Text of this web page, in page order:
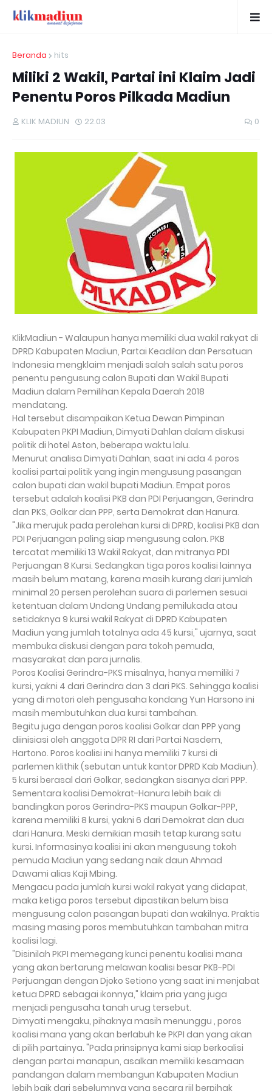
Beranda hits
Miliki 2 Wakil, Partai ini Klaim Jadi
Penentu Poros Pilkada Madiun
KLIK MADIUN 22.03 0
KlikMadiun - Walaupun hanya memiliki dua wakil rakyat di
DPRD Kabupaten Madiun, Partai Keadilan dan Persatuan
Indonesia mengklaim menjadi salah salah satu poros
penentu pengusung calon Bupati dan Wakil Bupati
Madiun dalam Pemilihan Kepala Daerah 2018
mendatang.
Hal tersebut disampaikan Ketua Dewan Pimpinan
Kabupaten PKPI Madiun, Dimyati Dahlan dalam diskusi
politik di hotel Aston, beberapa waktu lalu.
Menurut analisa Dimyati Dahlan, saat ini ada 4 poros
koalisi partai politik yang ingin mengusung pasangan
calon bupati dan wakil bupati Madiun. Empat poros
tersebut adalah koalisi PKB dan PDI Perjuangan, Gerindra
dan PKS, Golkar dan PPP, serta Demokrat dan Hanura.
"Jika merujuk pada perolehan kursi di DPRD, koalisi PKB dan
PDI Perjuangan paling siap mengusung calon. PKB
tercatat memiliki 13 Wakil Rakyat, dan mitranya PDI
Perjuangan 8 Kursi. Sedangkan tiga poros koalisi lainnya
masih belum matang, karena masih kurang dari jumlah
minimal 20 persen perolehan suara di parlemen sesuai
ketentuan dalam Undang Undang pemilukada atau
setidaknya 9 kursi wakil Rakyat di DPRD Kabupaten
Madiun yang jumlah totalnya ada 45 kursi," ujarnya, saat
membuka diskusi dengan para tokoh pemuda,
masyarakat dan para jurnalis.
Poros Koalisi Gerindra-PKS misalnya, hanya memiliki 7
kursi, yakni 4 dari Gerindra dan 3 dari PKS. Sehingga koalisi
yang di motori oleh pengusaha kondang Yun Harsono ini
masih membutuhkan dua kursi tambahan.
Begitu juga dengan poros koalisi Golkar dan PPP yang
diinisiasi oleh anggota DPR RI dari Partai Nasdem,
Hartono. Poros koalisi ini hanya memiliki 7 kursi di
parlemen klithik (sebutan untuk kantor DPRD Kab Madiun).
5 kursi berasal dari Golkar, sedangkan sisanya dari PPP.
Sementara koalisi Demokrat-Hanura lebih baik di
bandingkan poros Gerindra-PKS maupun Golkar-PPP,
karena memiliki 8 kursi, yakni 6 dari Demokrat dan dua
dari Hanura. Meski demikian masih tetap kurang satu
kursi. Informasinya koalisi ini akan mengusung tokoh
pemuda Madiun yang sedang naik daun Ahmad
Dawami alias Kaji Mbing.
Mengacu pada jumlah kursi wakil rakyat yang didapat,
maka ketiga poros tersebut dipastikan belum bisa
mengusung calon pasangan bupati dan wakilnya. Praktis
masing masing poros membutuhkan tambahan mitra
koalisi lagi.
"Disinilah PKPI memegang kunci penentu koalisi mana
yang akan bertarung melawan koalisi besar PKB-PDI
Perjuangan dengan Djoko Setiono yang saat ini menjabat
ketua DPRD sebagai ikonnya," klaim pria yang juga
menjadi pengusaha tanah urug tersebut.
Dimyati mengaku, pihaknya masih menunggu , poros
koalisi mana yang akan berlabuh ke PKPI dan yang akan
di pilih partainya. "Pada prinsipnya kami siap berkoalisi
dengan partai manapun, asalkan memiliki kesamaan
pandangan dalam membangun Kabupaten Madiun
lebih baik dari sebelumnya yang secara riil berpihak